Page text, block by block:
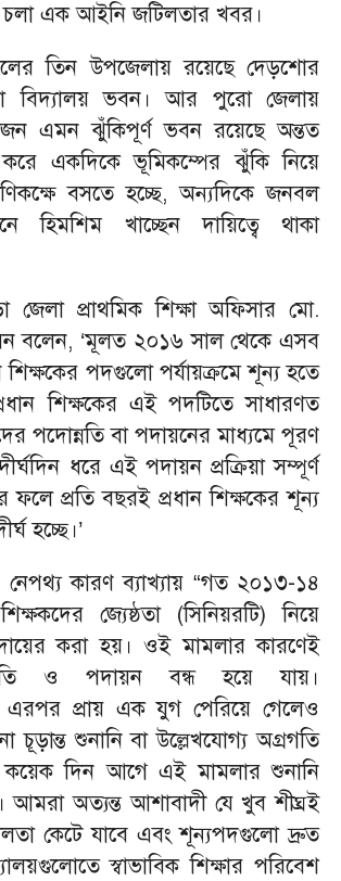
চলা এক আইনি জটিলতার খবর।
তিন উপজেলায় রয়েছে দেড়শোর
বিদ্যালয় ভবন। আর পুরো জেলায়
এমন ঝুঁকিপূর্ণ ভবন রয়েছে অন্তত
একদিকে ভূমিকম্পের ঝুঁকি নিয়ে
বসতে হচ্ছে, অন্যদিকে জনবল
হিমশিম খাচ্ছেন দায়িত্বে থাকা
জেলা প্রাথমিক শিক্ষা অফিসার মো.
বলেন, ‘মূলত ২০১৬ সাল থেকে এসব
শিক্ষকের পদগুলো পর্যায়ক্রমে শূন্য হতে
শিক্ষকের এই পদটিতে সাধারণত
পদোন্নতি বা পদায়নের মাধ্যমে পূরণ
ধরে এই পদায়ন প্রক্রিয়া সম্পূর্ণ
ফলে প্রতি বছরই প্রধান শিক্ষকের শূন্য
হচ্ছে।’
নেপথ্য কারণ ব্যাখ্যায় “গত ২০১৩-১৪
জ্যেষ্ঠতা (সিনিয়রটি) নিয়ে
করা হয়। ওই মামলার কারণেই
ও পদায়ন বন্ধ হয়ে যায়।
এরপর প্রায় এক যুগ পেরিয়ে গেলেও
চূড়ান্ত শুনানি বা উল্লেখযোগ্য অগ্রগতি
কয়েক দিন আগে এই মামলার শুনানি
আমরা অত্যন্ত আশাবাদী যে খুব শীঘ্রই
কেটে যাবে এবং শূন্যপদগুলো দ্রুত
স্বাভাবিক শিক্ষার পরিবেশ